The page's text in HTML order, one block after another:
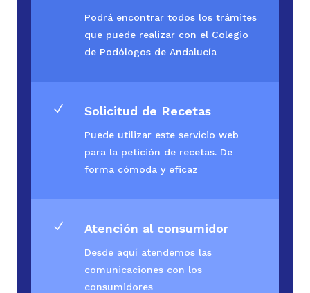
Podrá encontrar todos los trámites
que puede realizar con el Colegio
de Podólogos de Andalucía
N Solicitud de Recetas
Puede utilizar este servicio web
para la petición de recetas. De
forma cómoda y eficaz
N Atención al consumidor
Desde aquí atendemos las
comunicaciones con los
consumidores